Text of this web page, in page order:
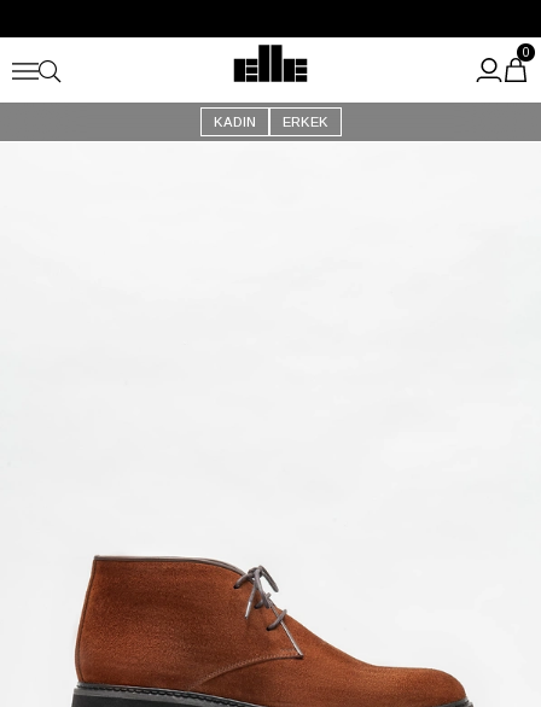
Kargo Ücretsiz!
KADIN ERKEK
0